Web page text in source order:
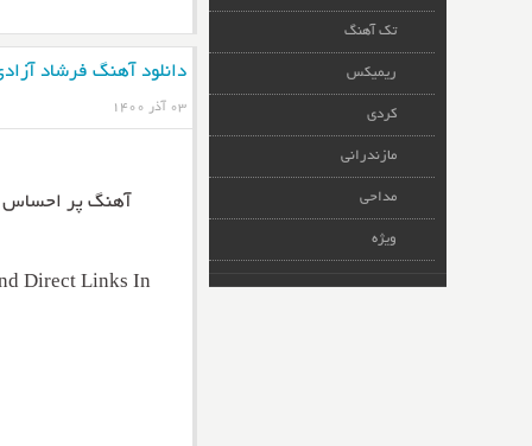
دانلود آهنگ فرشاد
۰۳ آذر ۱۴۰۰
آهنگ پر احساس
Direct Links In
تک آهنگ
ریمیکس
کردی
مازندرانی
مداحی
ویژه